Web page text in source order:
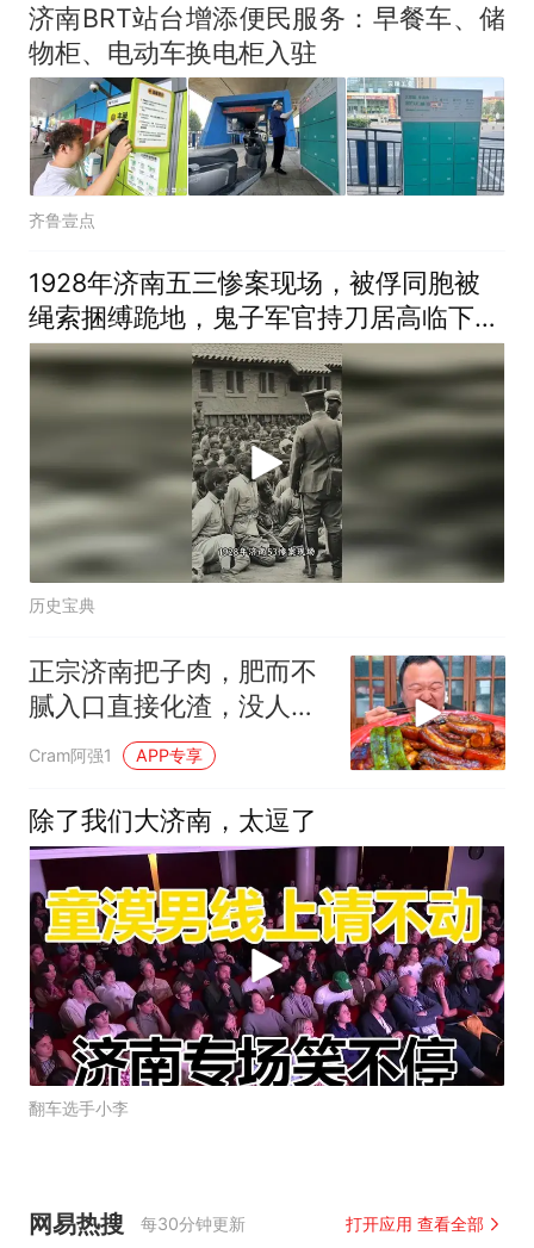
济南BRT站台增添便民服务：早餐车、储
物柜、电动车换电柜入驻
齐鲁壹点
1928年济南五三惨案现场，被俘同胞被
绳索捆缚跪地，鬼子军官持刀居高临下监
视
历史宝典
正宗济南把子肉，肥而不
腻入口直接化渣，没人能
拒绝，味道封神
Cram阿强1 APP专享
除了我们大济南，太逗了
翻车选手小李
网易热搜 每30分钟更新 打开应用 查看全部